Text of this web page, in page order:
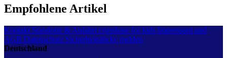
Empfohlene Artikel
Kontakt Standorte & Anfahrt crossbase for kids Impressum und
AGB Datenschutz Sicherheitslücke melden
Deutschland